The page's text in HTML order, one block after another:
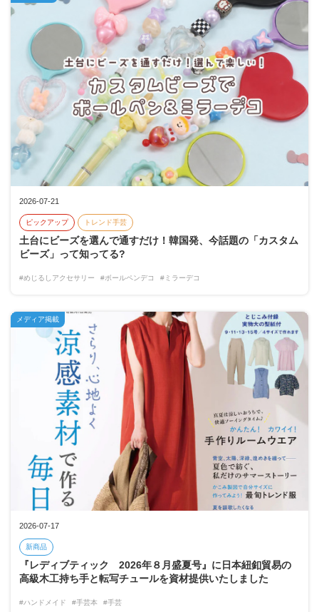
2026-07-21
ピックアップ トレンド手芸
土台にビーズを選んで通すだけ！韓国発、今話題の「カスタム
ビーズ」って知ってる?
#めじるしアクセサリー #ボールペンデコ #ミラーデコ
2026-07-17
新商品
『レディブティック 2026年８月盛夏号』に日本紐釦貿易の
高級木工持ち手と転写チュールを資材提供いたしました
#ハンドメイド #手芸本 #手芸
メディア掲載